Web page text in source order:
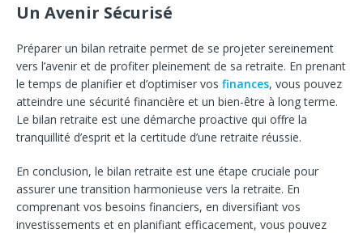
Un Avenir Sécurisé
Préparer un bilan retraite permet de se projeter sereinement
vers l’avenir et de profiter pleinement de sa retraite. En prenant
le temps de planifier et d’optimiser vos finances, vous pouvez
atteindre une sécurité financière et un bien-être à long terme.
Le bilan retraite est une démarche proactive qui offre la
tranquillité d’esprit et la certitude d’une retraite réussie.
En conclusion, le bilan retraite est une étape cruciale pour
assurer une transition harmonieuse vers la retraite. En
comprenant vos besoins financiers, en diversifiant vos
investissements et en planifiant efficacement, vous pouvez